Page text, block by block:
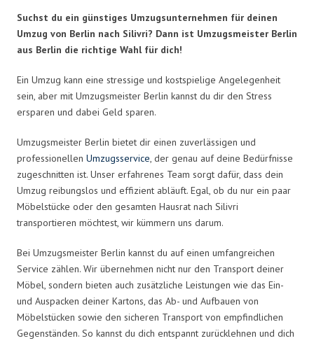
Suchst du ein günstiges Umzugsunternehmen für deinen
Umzug von Berlin nach Silivri? Dann ist Umzugsmeister Berlin
aus Berlin die richtige Wahl für dich!
Ein Umzug kann eine stressige und kostspielige Angelegenheit
sein, aber mit Umzugsmeister Berlin kannst du dir den Stress
ersparen und dabei Geld sparen.
Umzugsmeister Berlin bietet dir einen zuverlässigen und
professionellen Umzugsservice, der genau auf deine Bedürfnisse
zugeschnitten ist. Unser erfahrenes Team sorgt dafür, dass dein
Umzug reibungslos und effizient abläuft. Egal, ob du nur ein paar
Möbelstücke oder den gesamten Hausrat nach Silivri
transportieren möchtest, wir kümmern uns darum.
Bei Umzugsmeister Berlin kannst du auf einen umfangreichen
Service zählen. Wir übernehmen nicht nur den Transport deiner
Möbel, sondern bieten auch zusätzliche Leistungen wie das Ein-
und Auspacken deiner Kartons, das Ab- und Aufbauen von
Möbelstücken sowie den sicheren Transport von empfindlichen
Gegenständen. So kannst du dich entspannt zurücklehnen und dich